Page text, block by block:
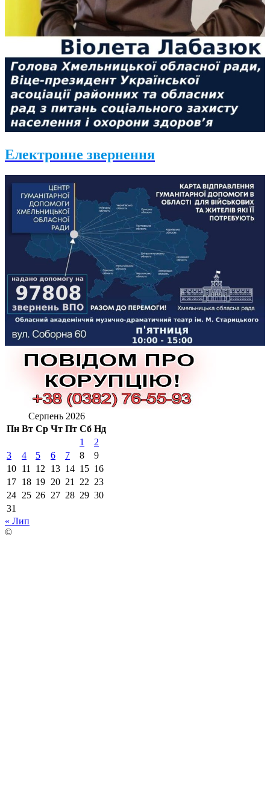
Електронне звернення
Серпень 2026
Пн Вт Ср Чт Пт Сб Нд
1
2
3
4 5 6 7 8
9
10 11 12 13 14 15 16
17 18 19 20 21 22 23
24 25 26 27 28 29 30
31
« Лип
©